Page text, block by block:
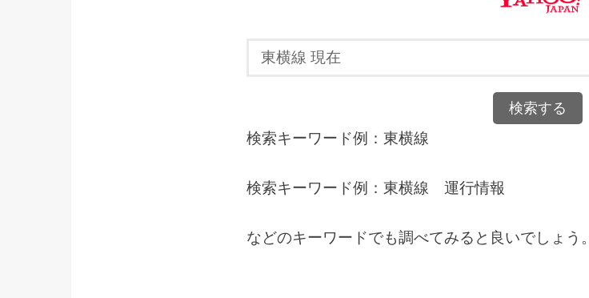
検索キーワード例：東横線
検索キーワード例：東横線 運行情報
などのキーワードでも調べてみると良いでしょう。